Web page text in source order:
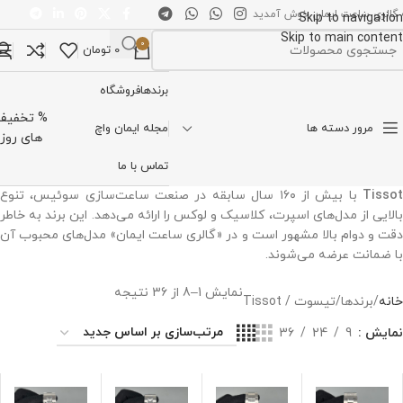
Skip to navigation
Skip to main content
گالری ساعت ایمان خوش آمدید
0
0 تومان
مرور دسته ها
برندهافروشگاه
مجله ایمان واچ
تماس با ما
%
های روز
Tissot
با بیش از ۱۶۰ سال سابقه در صنعت ساعت‌سازی سوئیس، تنوع
بالایی از مدل‌های اسپرت، کلاسیک و لوکس را ارائه می‌دهد. این برند به خاطر
دقت و دوام بالا مشهور است و در «گالری ساعت ایمان» مدل‌های محبوب آن
با ضمانت عرضه می‌شوند.
خانه برندها تیسوت / Tissot
نمایش 1–8 از 36 نتیجه
نمایش 9
24
36